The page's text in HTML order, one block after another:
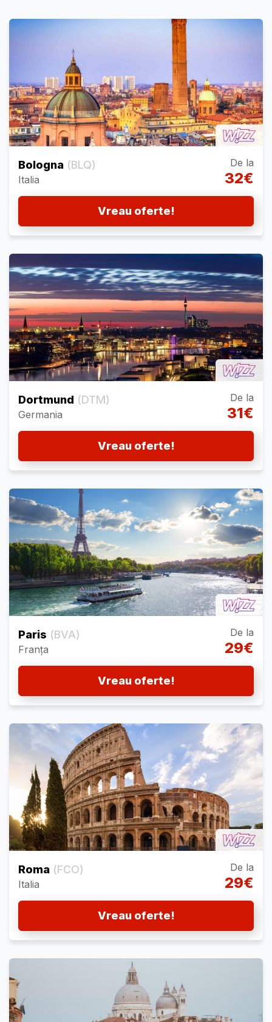
Bologna (BLQ)
Italia
De la
32€
Vreau oferte!
Dortmund (DTM)
Germania
De la
31€
Vreau oferte!
Paris (BVA)
Franța
De la
29€
Vreau oferte!
Roma (FCO)
Italia
De la
29€
Vreau oferte!